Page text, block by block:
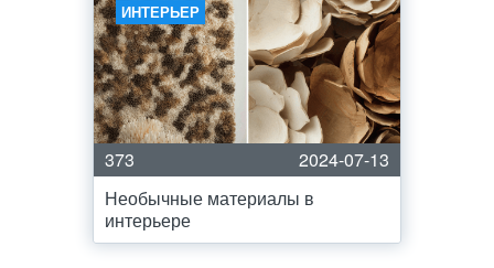
ИНТЕРЬЕР
373
2024-07-13
Необычные материалы в
интерьере